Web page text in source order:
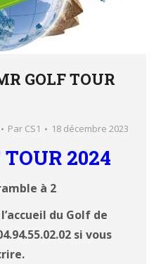
GOLF TOUR
Par CS1 18 décembre 2023
2024
à 2
du Golf de
si vous